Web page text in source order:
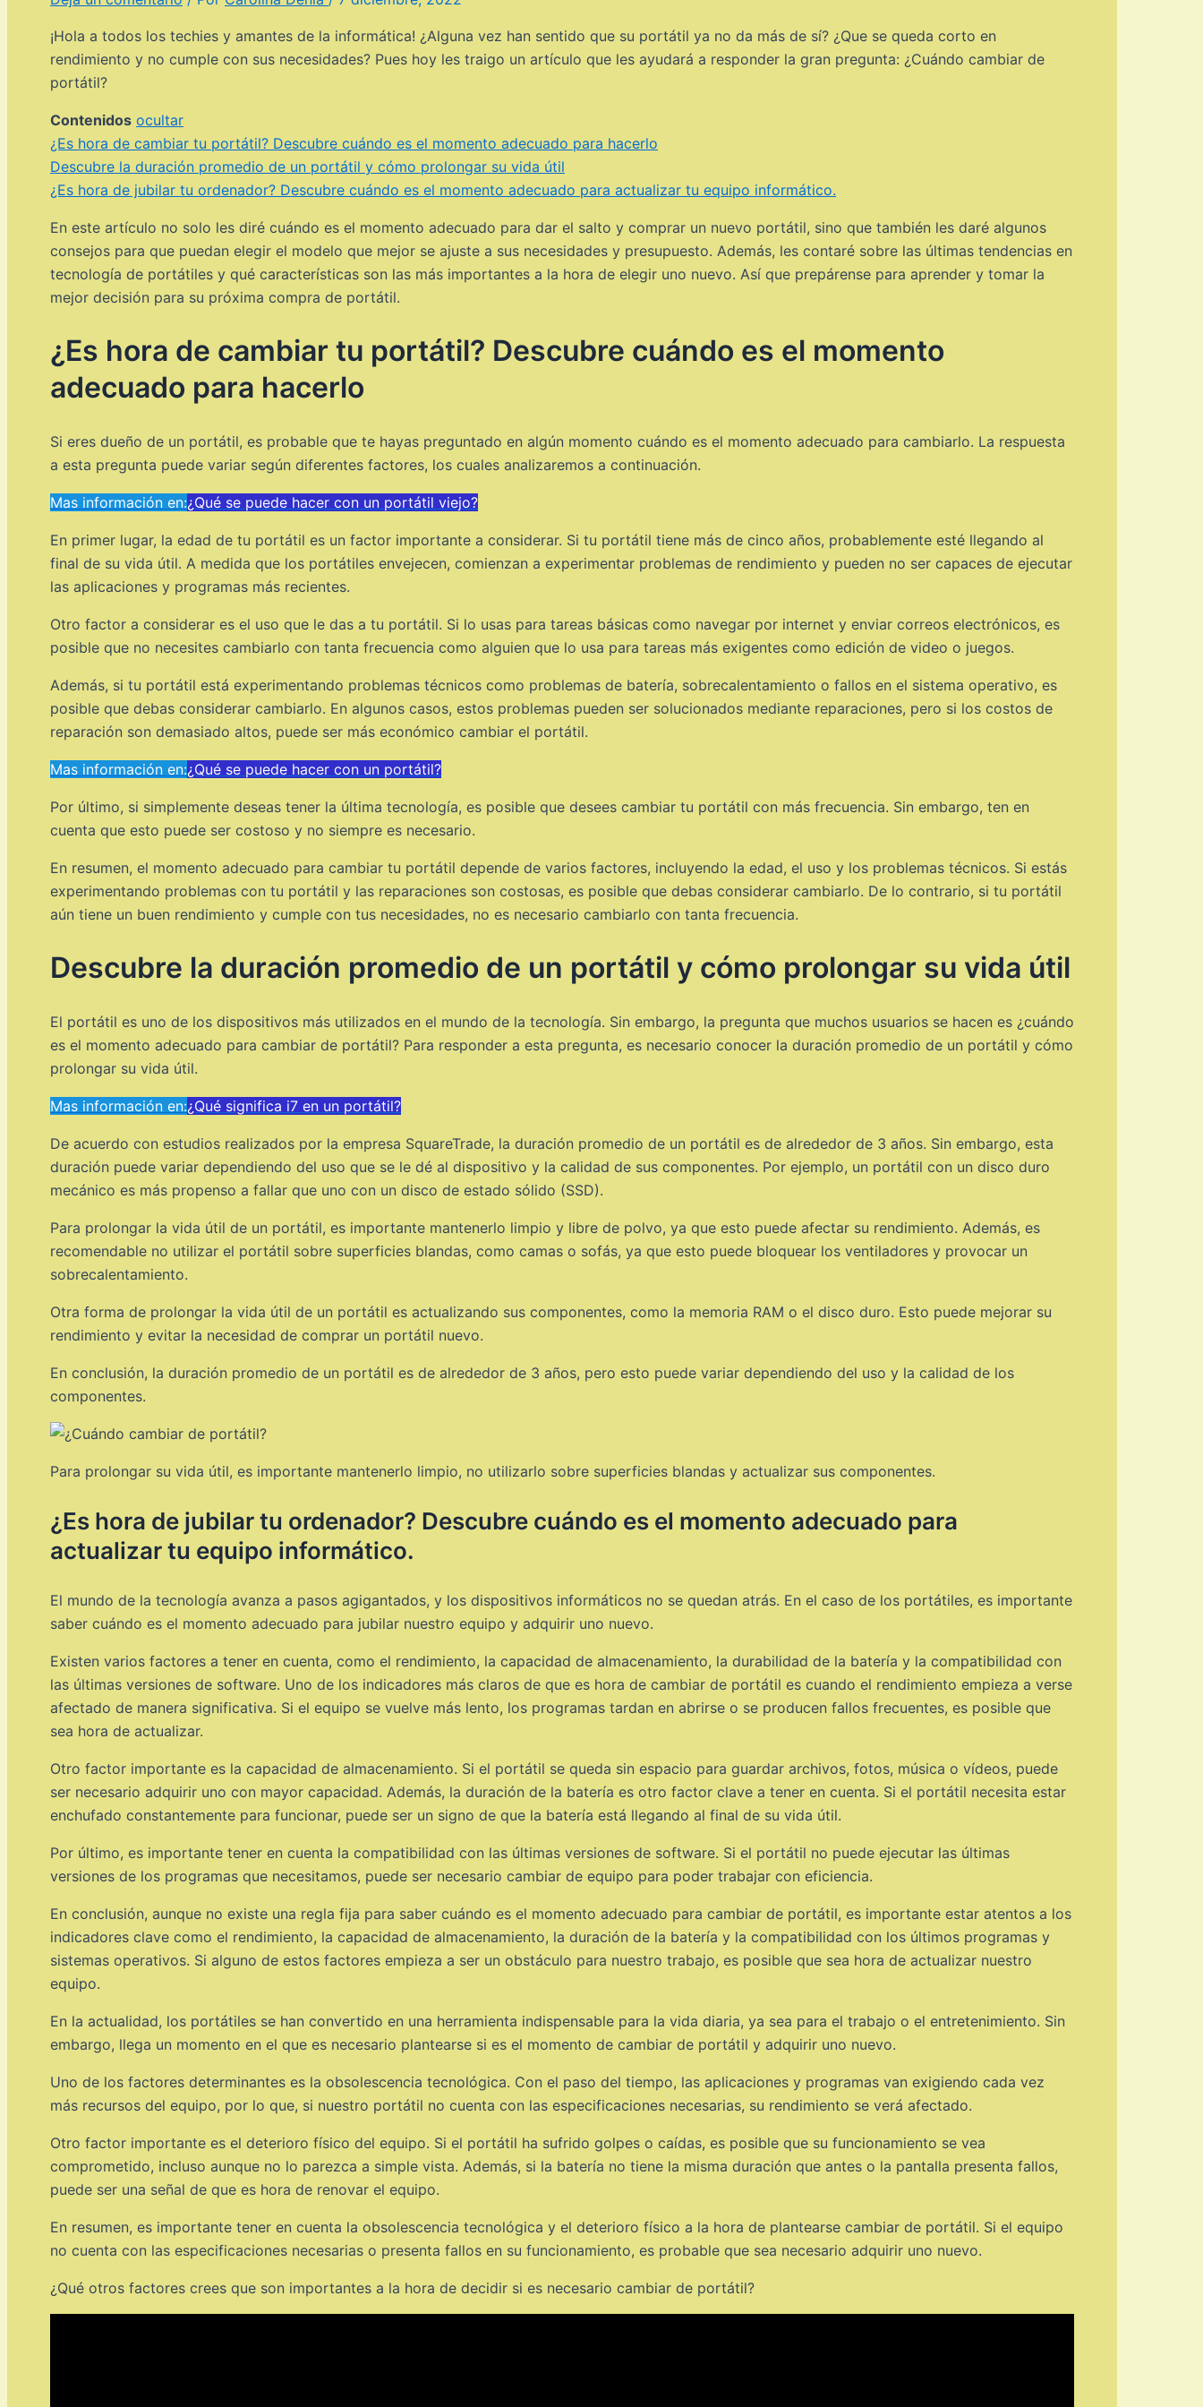
¡Hola a todos los techies y amantes de la informática! ¿Alguna vez han sentido que su portátil ya no da más de sí? ¿Que se queda corto en
rendimiento y no cumple con sus necesidades? Pues hoy les traigo un artículo que les ayudará a responder la gran pregunta: ¿Cuándo cambiar de
portátil?
Contenidos ocultar
¿Es hora de cambiar tu portátil? Descubre cuándo es el momento adecuado para hacerlo
Descubre la duración promedio de un portátil y cómo prolongar su vida útil
¿Es hora de jubilar tu ordenador? Descubre cuándo es el momento adecuado para actualizar tu equipo informático.
En este artículo no solo les diré cuándo es el momento adecuado para dar el salto y comprar un nuevo portátil, sino que también les daré algunos
consejos para que puedan elegir el modelo que mejor se ajuste a sus necesidades y presupuesto. Además, les contaré sobre las últimas tendencias en
tecnología de portátiles y qué características son las más importantes a la hora de elegir uno nuevo. Así que prepárense para aprender y tomar la
mejor decisión para su próxima compra de portátil.
¿Es hora de cambiar tu portátil? Descubre cuándo es el momento
adecuado para hacerlo
Si eres dueño de un portátil, es probable que te hayas preguntado en algún momento cuándo es el momento adecuado para cambiarlo. La respuesta
a esta pregunta puede variar según diferentes factores, los cuales analizaremos a continuación.
Mas información en:¿Qué se puede hacer con un portátil viejo?
En primer lugar, la edad de tu portátil es un factor importante a considerar. Si tu portátil tiene más de cinco años, probablemente esté llegando al
final de su vida útil. A medida que los portátiles envejecen, comienzan a experimentar problemas de rendimiento y pueden no ser capaces de ejecutar
las aplicaciones y programas más recientes.
Otro factor a considerar es el uso que le das a tu portátil. Si lo usas para tareas básicas como navegar por internet y enviar correos electrónicos, es
posible que no necesites cambiarlo con tanta frecuencia como alguien que lo usa para tareas más exigentes como edición de video o juegos.
Además, si tu portátil está experimentando problemas técnicos como problemas de batería, sobrecalentamiento o fallos en el sistema operativo, es
posible que debas considerar cambiarlo. En algunos casos, estos problemas pueden ser solucionados mediante reparaciones, pero si los costos de
reparación son demasiado altos, puede ser más económico cambiar el portátil.
Mas información en:¿Qué se puede hacer con un portátil?
Por último, si simplemente deseas tener la última tecnología, es posible que desees cambiar tu portátil con más frecuencia. Sin embargo, ten en
cuenta que esto puede ser costoso y no siempre es necesario.
En resumen, el momento adecuado para cambiar tu portátil depende de varios factores, incluyendo la edad, el uso y los problemas técnicos. Si estás
experimentando problemas con tu portátil y las reparaciones son costosas, es posible que debas considerar cambiarlo. De lo contrario, si tu portátil
aún tiene un buen rendimiento y cumple con tus necesidades, no es necesario cambiarlo con tanta frecuencia.
Descubre la duración promedio de un portátil y cómo prolongar su vida útil
El portátil es uno de los dispositivos más utilizados en el mundo de la tecnología. Sin embargo, la pregunta que muchos usuarios se hacen es ¿cuándo
es el momento adecuado para cambiar de portátil? Para responder a esta pregunta, es necesario conocer la duración promedio de un portátil y cómo
prolongar su vida útil.
Mas información en:¿Qué significa i7 en un portátil?
De acuerdo con estudios realizados por la empresa SquareTrade, la duración promedio de un portátil es de alrededor de 3 años. Sin embargo, esta
duración puede variar dependiendo del uso que se le dé al dispositivo y la calidad de sus componentes. Por ejemplo, un portátil con un disco duro
mecánico es más propenso a fallar que uno con un disco de estado sólido (SSD).
Para prolongar la vida útil de un portátil, es importante mantenerlo limpio y libre de polvo, ya que esto puede afectar su rendimiento. Además, es
recomendable no utilizar el portátil sobre superficies blandas, como camas o sofás, ya que esto puede bloquear los ventiladores y provocar un
sobrecalentamiento.
Otra forma de prolongar la vida útil de un portátil es actualizando sus componentes, como la memoria RAM o el disco duro. Esto puede mejorar su
rendimiento y evitar la necesidad de comprar un portátil nuevo.
En conclusión, la duración promedio de un portátil es de alrededor de 3 años, pero esto puede variar dependiendo del uso y la calidad de los
componentes.
Para prolongar su vida útil, es importante mantenerlo limpio, no utilizarlo sobre superficies blandas y actualizar sus componentes.
¿Es hora de jubilar tu ordenador? Descubre cuándo es el momento adecuado para
actualizar tu equipo informático.
El mundo de la tecnología avanza a pasos agigantados, y los dispositivos informáticos no se quedan atrás. En el caso de los portátiles, es importante
saber cuándo es el momento adecuado para jubilar nuestro equipo y adquirir uno nuevo.
Existen varios factores a tener en cuenta, como el rendimiento, la capacidad de almacenamiento, la durabilidad de la batería y la compatibilidad con
las últimas versiones de software. Uno de los indicadores más claros de que es hora de cambiar de portátil es cuando el rendimiento empieza a verse
afectado de manera significativa. Si el equipo se vuelve más lento, los programas tardan en abrirse o se producen fallos frecuentes, es posible que
sea hora de actualizar.
Otro factor importante es la capacidad de almacenamiento. Si el portátil se queda sin espacio para guardar archivos, fotos, música o vídeos, puede
ser necesario adquirir uno con mayor capacidad. Además, la duración de la batería es otro factor clave a tener en cuenta. Si el portátil necesita estar
enchufado constantemente para funcionar, puede ser un signo de que la batería está llegando al final de su vida útil.
Por último, es importante tener en cuenta la compatibilidad con las últimas versiones de software. Si el portátil no puede ejecutar las últimas
versiones de los programas que necesitamos, puede ser necesario cambiar de equipo para poder trabajar con eficiencia.
En conclusión, aunque no existe una regla fija para saber cuándo es el momento adecuado para cambiar de portátil, es importante estar atentos a los
indicadores clave como el rendimiento, la capacidad de almacenamiento, la duración de la batería y la compatibilidad con los últimos programas y
sistemas operativos. Si alguno de estos factores empieza a ser un obstáculo para nuestro trabajo, es posible que sea hora de actualizar nuestro
equipo.
En la actualidad, los portátiles se han convertido en una herramienta indispensable para la vida diaria, ya sea para el trabajo o el entretenimiento. Sin
embargo, llega un momento en el que es necesario plantearse si es el momento de cambiar de portátil y adquirir uno nuevo.
Uno de los factores determinantes es la obsolescencia tecnológica. Con el paso del tiempo, las aplicaciones y programas van exigiendo cada vez
más recursos del equipo, por lo que, si nuestro portátil no cuenta con las especificaciones necesarias, su rendimiento se verá afectado.
Otro factor importante es el deterioro físico del equipo. Si el portátil ha sufrido golpes o caídas, es posible que su funcionamiento se vea
comprometido, incluso aunque no lo parezca a simple vista. Además, si la batería no tiene la misma duración que antes o la pantalla presenta fallos,
puede ser una señal de que es hora de renovar el equipo.
En resumen, es importante tener en cuenta la obsolescencia tecnológica y el deterioro físico a la hora de plantearse cambiar de portátil. Si el equipo
no cuenta con las especificaciones necesarias o presenta fallos en su funcionamiento, es probable que sea necesario adquirir uno nuevo.
¿Qué otros factores crees que son importantes a la hora de decidir si es necesario cambiar de portátil?